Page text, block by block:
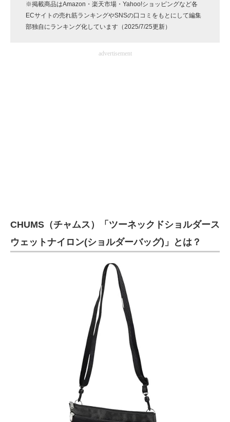
製造業のIT導入・活用を支援
※掲載商品はAmazon・楽天市場・Yahoo!ショッピングなど各
ECサイトの売れ筋ランキングやSNSの口コミをもとにして編集
部独自にランキング化しています（2025/7/25更新）
advertisement
CHUMS（チャムス）「ツーネックドショルダース
ウェットナイロン(ショルダーバッグ)」とは？